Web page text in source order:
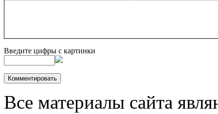
Введите цифры с картинки
Все материалы сайта